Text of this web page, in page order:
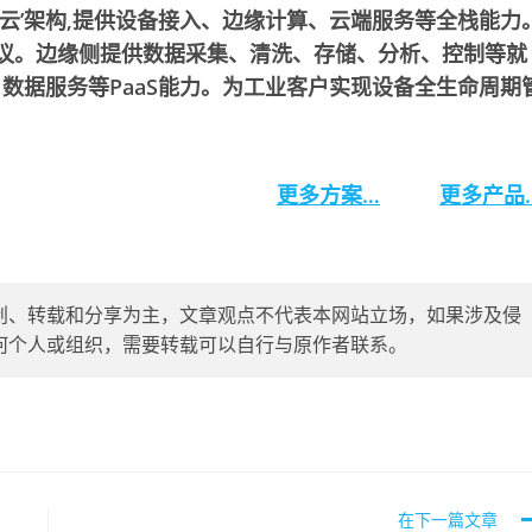
架构,提供设备接入、边缘计算、云端服务等全栈能力。
边缘侧提供数据采集、清洗、存储、分析、控制等就
据服务等PaaS能力。为工业客户实现设备全生命周期
更多方案… 更多产
转载和分享为主，文章观点不代表本网站立场，如果涉及侵
人或组织，需要转载可以自行与原作者联系。
在下一篇文章